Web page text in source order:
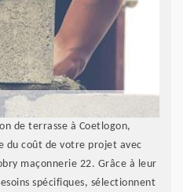
de terrasse à Coetlogon,
du coût de votre projet avec
maçonnerie 22. Grâce à leur
spécifiques, sélectionnent